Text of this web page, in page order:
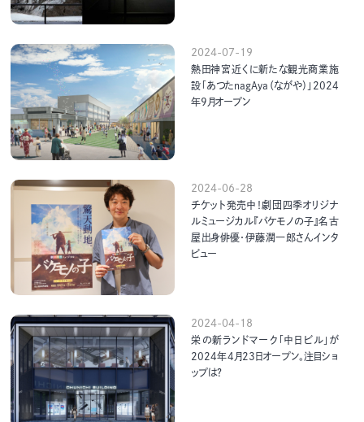
2024-07-19
熱田神宮近くに新たな観光商業施
設「あつたnagAya（ながや）」2024
年9月オープン
2024-06-28
チケット発売中！劇団四季オリジナ
ルミュージカル『バケモノの子』名古
屋出身俳優・伊藤潤一郎さんインタ
ビュー
2024-04-18
栄の新ランドマーク「中日ビル」が
2024年4月23日オープン。注目ショ
ップは？